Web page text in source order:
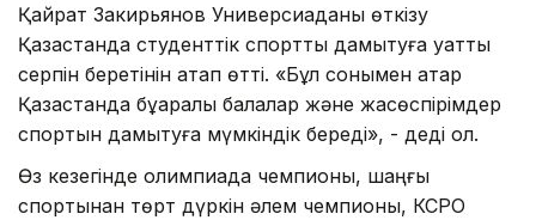
Қайрат Закирьянов Универсиаданы өткізу
Қазақстанда студенттік спортты дамытуға қуатты
серпін беретінін атап өтті. «Бұл сонымен қатар
Қазақстанда бұқаралық балалар және жасөспірімдер
спортын дамытуға мүмкіндік береді», - деді ол.
Өз кезегінде олимпиада чемпионы, шаңғы
спортынан төрт дүркін әлем чемпионы, КСРО